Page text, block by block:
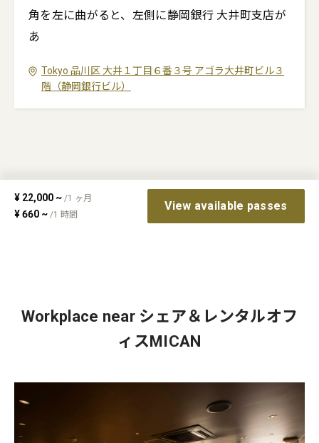
角を左に曲がると、左側に静岡銀行 大井町支店が
あ
Tokyo 品川区大井１丁目６番３号 アゴラ大井町ビル３
階（静岡銀行ビル）
¥ 22,000 ~ /1 ヶ月
¥660 ~ /1 時間
View available passes
Workplace near シェア＆レンタルオフ
ィスMICAN